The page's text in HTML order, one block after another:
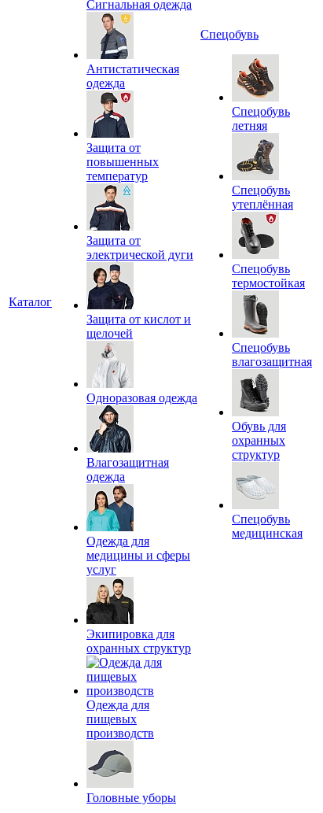
Каталог
Сигнальная одежда
Антистатическая
одежда
Защита от
повышенных
температур
Защита от
электрической дуги
Защита от кислот и
щелочей
Одноразовая одежда
Влагозащитная
одежда
Одежда для
медицины и сферы
услуг
Экипировка для
охранных структур
Одежда для
пищевых
производств
Головные уборы
Спецобувь
Спецобувь
летняя
Спецобувь
утеплённая
Спецобувь
термостойкая
Спецобувь
влагозащитная
Обувь для
охранных
структур
Спецобувь
медицинская